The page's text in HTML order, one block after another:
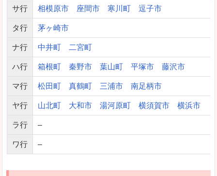
サ行 相模原市 座間市 寒川町 逗子市
タ行 茅ヶ崎市
ナ行 中井町 二宮町
ハ行 箱根町 秦野市 葉山町 平塚市 藤沢市
マ行 松田町 真鶴町 三浦市 南足柄市
ヤ行 山北町 大和市 湯河原町 横須賀市 横浜市
ラ行 –
ワ行 –